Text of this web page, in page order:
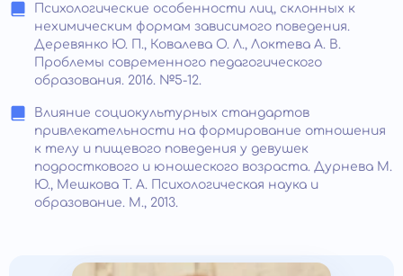
Психологические особенности лиц, склонных к
нехимическим формам зависимого поведения.
Деревянко Ю. П., Ковалева О. Л., Локтева А. В.
Проблемы современного педагогического
образования. 2016. №5-12.
Влияние социокультурных стандартов
привлекательности на формирование отношения
к телу и пищевого поведения у девушек
подросткового и юношеского возраста. Дурнева М.
Ю., Мешкова Т. А. Психологическая наука и
образование. М., 2013.